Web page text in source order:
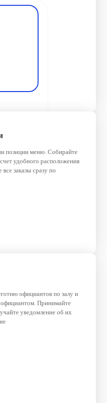
позиции меню. Собирайте
счет удобного расположения
все заказы сразу по
официантов по залу и
Принимайте
уведомление об их